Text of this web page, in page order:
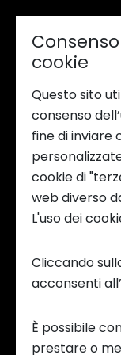
cookie
Questo sito
consenso
fine di inviare
cookie di
web diverso
L'uso dei
Cliccando
acconsenti
È possibile
prestare o